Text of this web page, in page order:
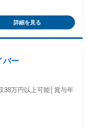
事で社会に貢献した
詳細を見る
バー
38万円以上可能│賞与年